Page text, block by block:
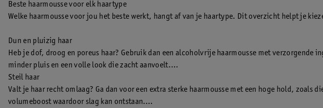
Beste haarmousse voor elk haartype
Welke haarmousse voor jou het beste werkt, hangt af van je haartype. Dit overzicht helpt je
Dun en pluizig haar
Heb je dof, droog en poreus haar? Gebruik dan een alcoholvrije haarmousse met verzorgende
minder pluis en een volle look die zacht aanvoelt.
Steil haar
Valt je haar recht omlaag? Ga dan voor een extra sterke haarmousse met een hoge hold, zoals
volumeboost waardoor slag kan ontstaan.